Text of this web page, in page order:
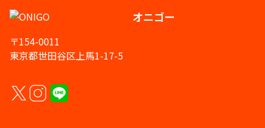
オニゴー
〒154-0011
東京都世田谷区上馬1-17-5